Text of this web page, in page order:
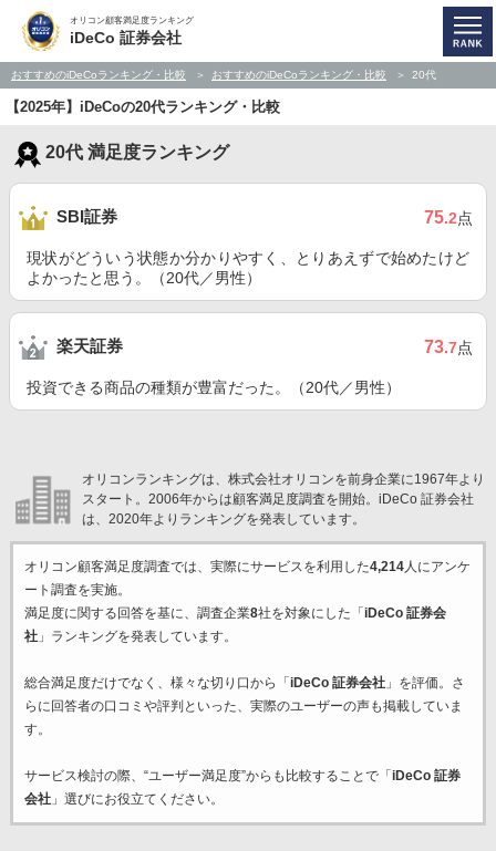
オリコン顧客満足度ランキング
iDeCo 証券会社
おすすめのiDeCoランキング・比較 おすすめのiDeCoランキング・比較 20代
【2025年】iDeCoの20代ランキング・比較
20代 満足度ランキング
SBI証券 75.2点
現状がどういう状態か分かりやすく、とりあえずで始めたけど
よかったと思う。（20代／男性）
楽天証券 73.7点
投資できる商品の種類が豊富だった。（20代／男性）
オリコンランキングは、株式会社オリコンを前身企業に1967年より
スタート。2006年からは顧客満足度調査を開始。iDeCo 証券会社
は、2020年よりランキングを発表しています。
オリコン顧客満足度調査では、実際にサービスを利用した4,214人にアンケ
ート調査を実施。
満足度に関する回答を基に、調査企業8社を対象にした「 iDeCo 証券会
社」ランキングを発表しています。
総合満足度だけでなく、様々な切り口から「 iDeCo 証券会社」を評価。さ
らに回答者の口コミや評判といった、実際のユーザーの声も掲載していま
す。
サービス検討の際、“ユーザー満足度”からも比較することで「 iDeCo 証券
会社」選びにお役立てください。